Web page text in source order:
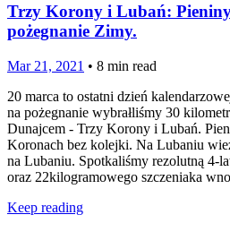
Trzy Korony i Lubań:
pożegnanie Zimy.
Mar 21, 2021 • 8 min read
20 marca to ostatni dzień
na pożegnanie wybrałliśmy 30
Dunajcem - Trzy Korony i Lubań.
Koronach bez kolejki. Na Lubaniu
na Lubaniu. Spotkaliśmy rezolutną 4-
oraz 22kilogramowego szczeniaka wno
Keep reading